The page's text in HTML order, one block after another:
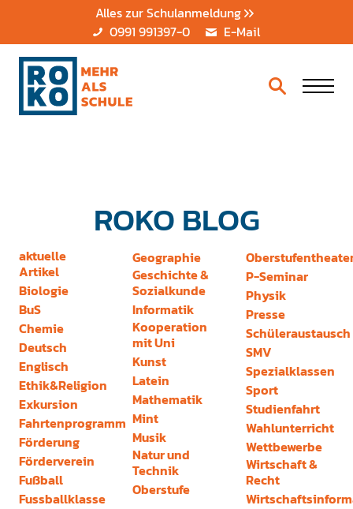
Alles zur Schulanmeldung
0991 991397-0
E-Mail
ROKO BLOG
aktuelle
Artikel
Biologie
BuS
Chemie
Deutsch
Englisch
Ethik&Religion
Exkursion
Fahrtenprogramm
Förderung
Förderverein
Fußball
Fussballklasse
Geographie
Geschichte &
Sozialkunde
Informatik
Kooperation
mit Uni
Kunst
Latein
Mathematik
Mint
Musik
Natur und
Technik
Oberstufe
P-Seminar
Physik
Presse
Schüleraustausch
SMV
Spezialklassen
Sport
Studienfahrt
Wahlunterricht
Wettbewerbe
Wirtschaft &
Recht